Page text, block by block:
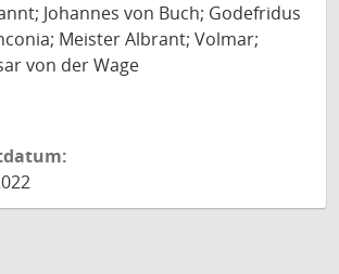
Johannes von Buch; Godefridus
Meister Albrant; Volmar;
von der Wage